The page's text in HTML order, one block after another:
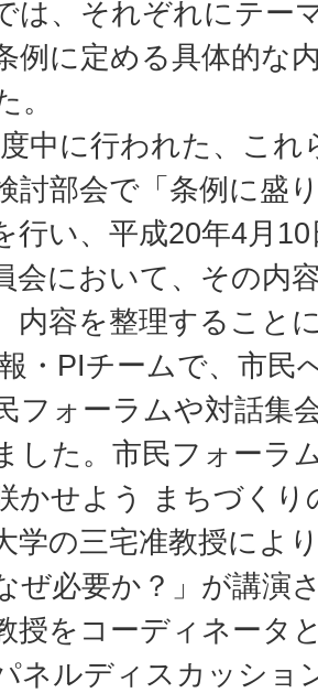
は、それぞれにテー
例に定める具体的な
。
中に行われた、これ
討部会で「条例に盛
行い、平成20年4月
会において、その内
内容を整理すること
・PIチームで、市民
フォーラムや対話集
した。市民フォーラ
かせよう まちづくり
学の三宅准教授によ
ぜ必要か？」が講演
授をコーディネータ
ネルディスカッショ